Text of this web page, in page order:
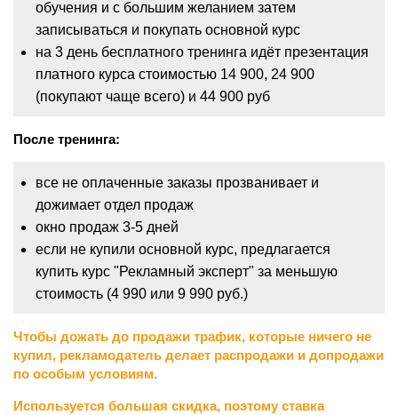
обучения и с большим желанием затем
записываться и покупать основной курс
на 3 день бесплатного тренинга идёт презентация
платного курса стоимостью 14 900, 24 900
(покупают чаще всего) и 44 900 руб
После тренинга:
все не оплаченные заказы прозванивает и
дожимает отдел продаж
окно продаж 3-5 дней
если не купили основной курс, предлагается
купить курс "Рекламный эксперт" за меньшую
стоимость (4 990 или 9 990 руб.)
Чтобы дожать до продажи трафик, которые ничего не
купил, рекламодатель делает распродажи и допродажи
по особым условиям.
Используется большая скидка, поэтому ставка